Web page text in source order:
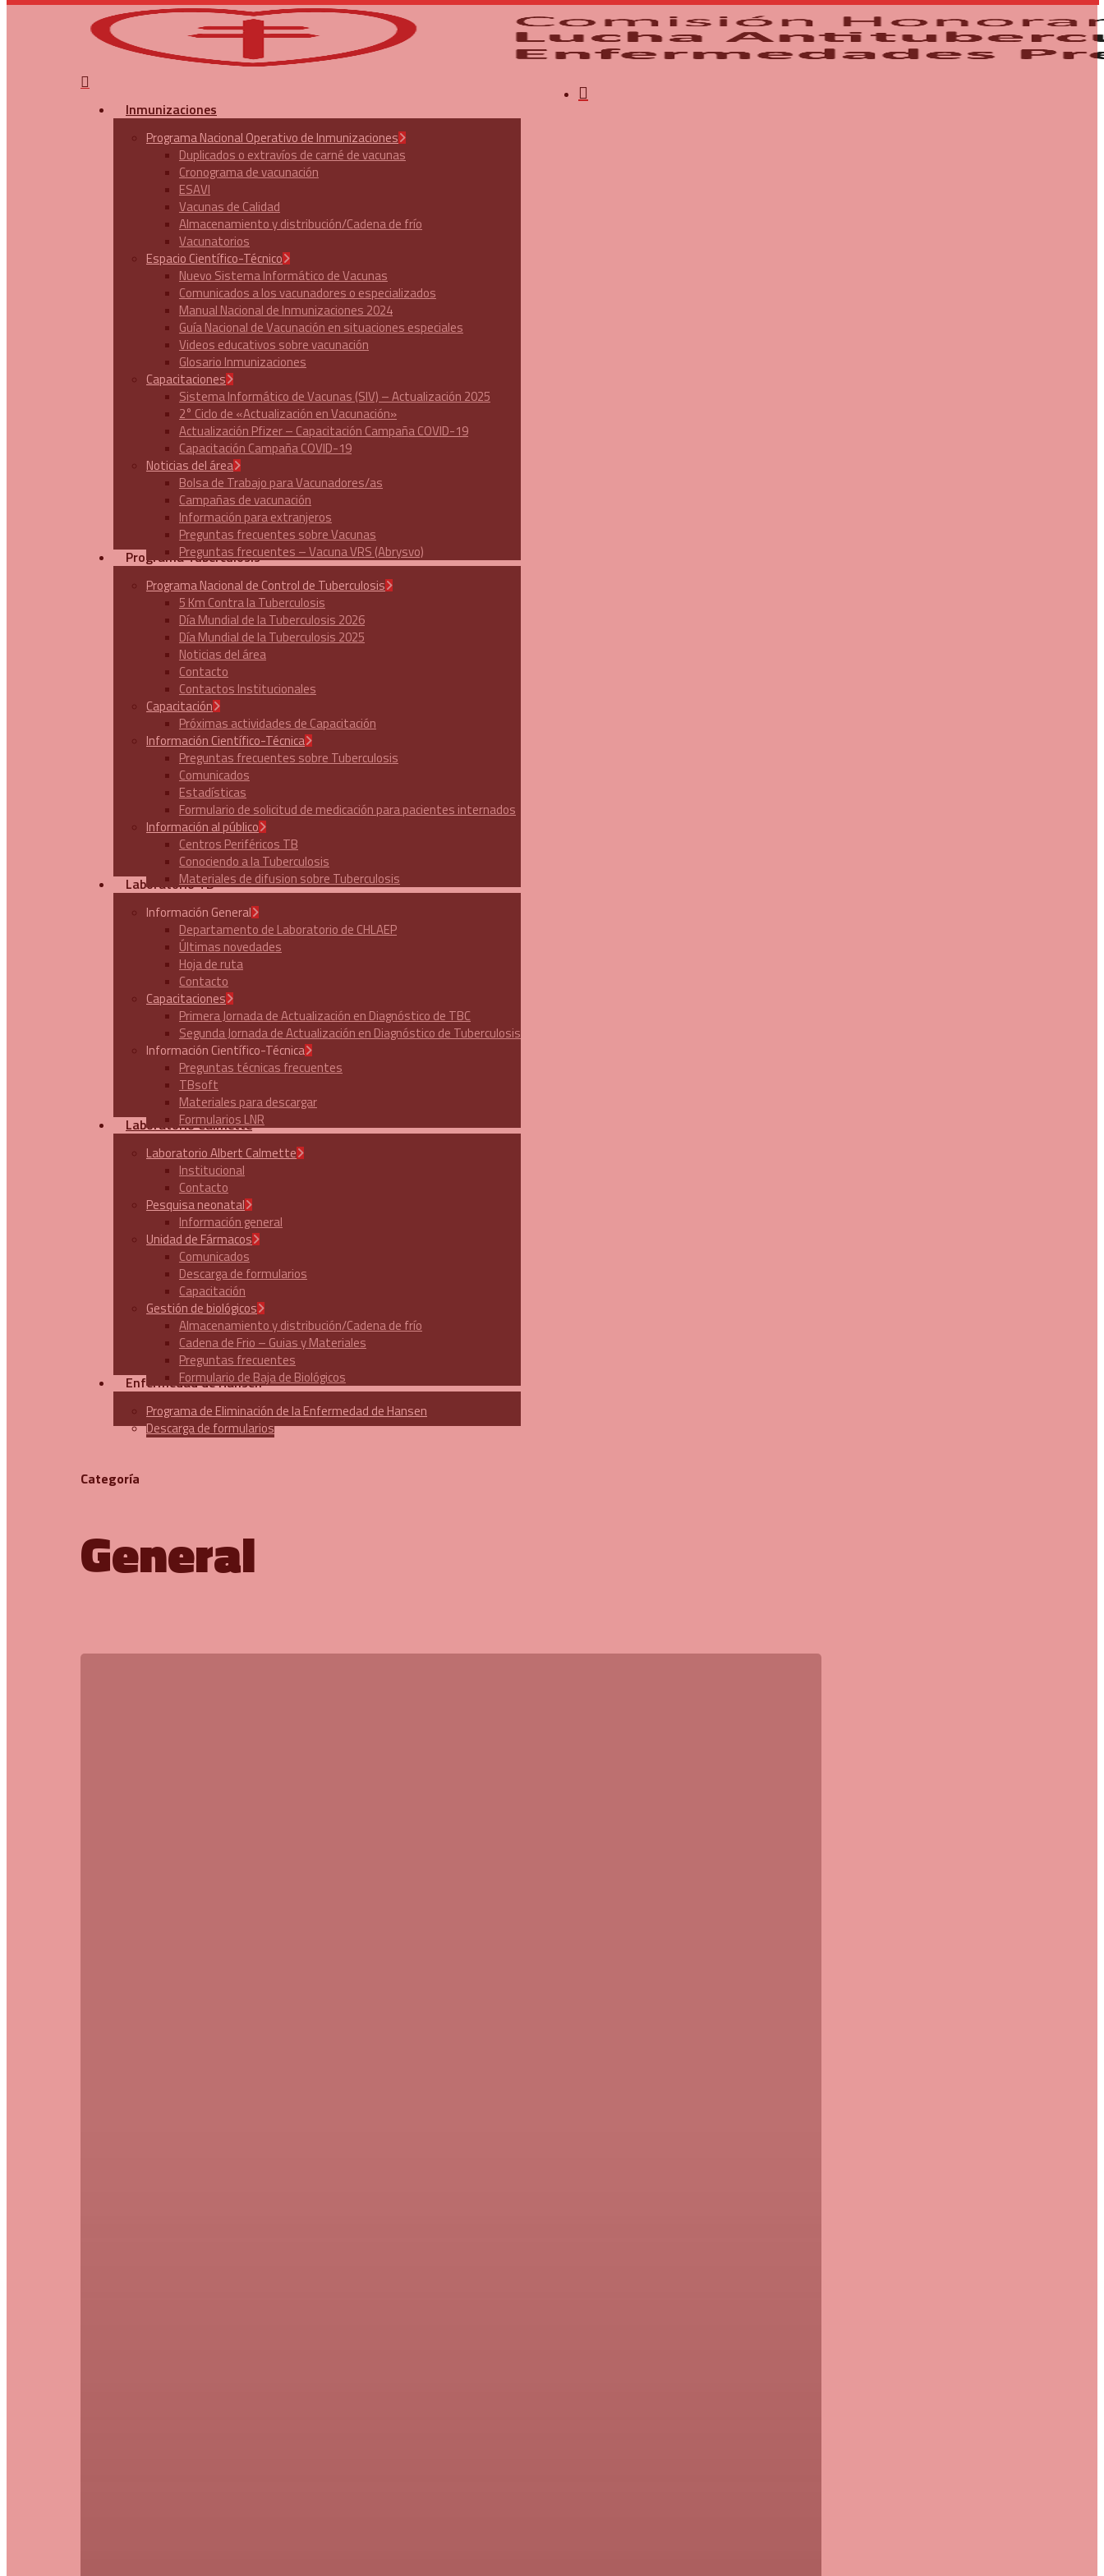
Escribe las palabras de búsqueda y presiona "Enter"
Inmunizaciones
Programa Nacional Operativo de Inmunizaciones
Duplicados o extravíos de carné de vacunas
Cronograma de vacunación
ESAVI
Vacunas de Calidad
Almacenamiento y distribución/Cadena de frío
Vacunatorios
Espacio Científico-Técnico
Nuevo Sistema Informático de Vacunas
Comunicados a los vacunadores o especializados
Manual Nacional de Inmunizaciones 2024
Guía Nacional de Vacunación en situaciones especiales
Videos educativos sobre vacunación
Glosario Inmunizaciones
Capacitaciones
Sistema Informático de Vacunas (SIV) – Actualización 2025
2° Ciclo de «Actualización en Vacunación»
Actualización Pfizer – Capacitación Campaña COVID-19
Capacitación Campaña COVID-19
Noticias del área
Bolsa de Trabajo para Vacunadores/as
Campañas de vacunación
Información para extranjeros
Preguntas frecuentes sobre Vacunas
Preguntas frecuentes – Vacuna VRS (Abrysvo)
Programa Tuberculosis
Programa Nacional de Control de Tuberculosis
5 Km Contra la Tuberculosis
Día Mundial de la Tuberculosis 2026
Día Mundial de la Tuberculosis 2025
Noticias del área
Contacto
Contactos Institucionales
Capacitación
Próximas actividades de Capacitación
Información Científico-Técnica
Preguntas frecuentes sobre Tuberculosis
Comunicados
Estadísticas
Formulario de solicitud de medicación para pacientes internados
Información al público
Centros Periféricos TB
Conociendo a la Tuberculosis
Materiales de difusion sobre Tuberculosis
Laboratorio TB
Información General
Departamento de Laboratorio de CHLAEP
Últimas novedades
Hoja de ruta
Contacto
Capacitaciones
Primera Jornada de Actualización en Diagnóstico de TBC
Segunda Jornada de Actualización en Diagnóstico de Tuberculosis
Información Científico-Técnica
Preguntas técnicas frecuentes
TBsoft
Materiales para descargar
Formularios LNR
Laboratorio Calmette
Laboratorio Albert Calmette
Institucional
Contacto
Pesquisa neonatal
Información general
Unidad de Fármacos
Comunicados
Descarga de formularios
Capacitación
Gestión de biológicos
Almacenamiento y distribución/Cadena de frío
Cadena de Frio – Guias y Materiales
Preguntas frecuentes
Formulario de Baja de Biológicos
Enfermedad de Hansen
Programa de Eliminación de la Enfermedad de Hansen
Descarga de formularios
Categoría
General